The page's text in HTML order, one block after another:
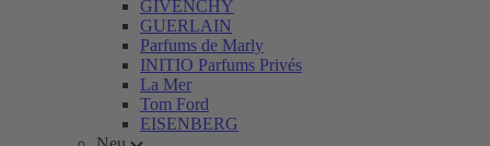
GIVENCHY
GUERLAIN
Parfums de Marly
INITIO Parfums Privés
La Mer
Tom Ford
EISENBERG